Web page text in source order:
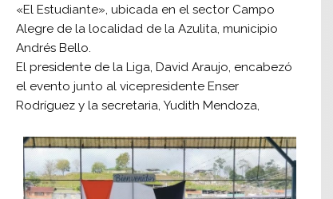
«El Estudiante», ubicada en el sector Campo
Alegre de la localidad de la Azulita, municipio
Andrés Bello.
El presidente de la Liga, David Araujo, encabezó
el evento junto al vicepresidente Enser
Rodríguez y la secretaria, Yudith Mendoza,